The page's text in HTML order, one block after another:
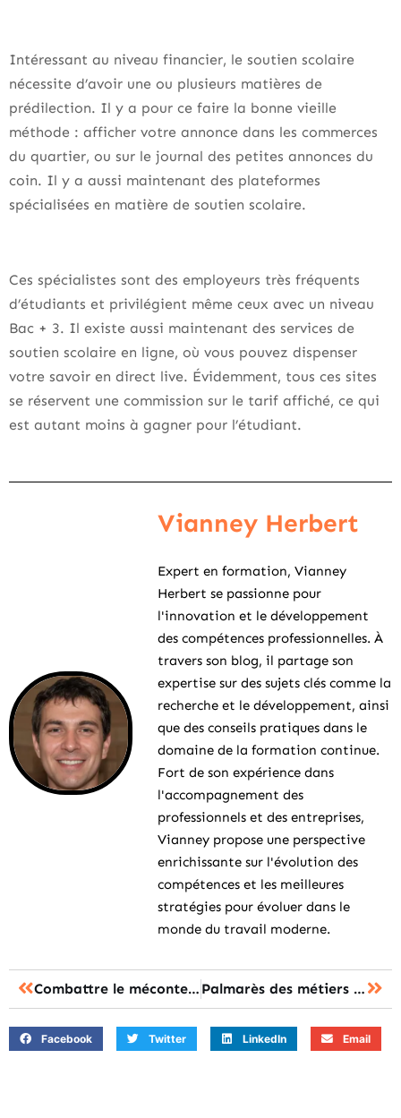
Intéressant au niveau financier, le soutien scolaire
nécessite d’avoir une ou plusieurs matières de
prédilection. Il y a pour ce faire la bonne vieille
méthode : afficher votre annonce dans les commerces
du quartier, ou sur le journal des petites annonces du
coin. Il y a aussi maintenant des plateformes
spécialisées en matière de soutien scolaire.
Ces spécialistes sont des employeurs très fréquents
d’étudiants et privilégient même ceux avec un niveau
Bac + 3. Il existe aussi maintenant des services de
soutien scolaire en ligne, où vous pouvez dispenser
votre savoir en direct live. Évidemment, tous ces sites
se réservent une commission sur le tarif affiché, ce qui
est autant moins à gagner pour l’étudiant.
Vianney Herbert
Expert en formation, Vianney
Herbert se passionne pour
l'innovation et le développement
des compétences professionnelles. À
travers son blog, il partage son
expertise sur des sujets clés comme la
recherche et le développement, ainsi
que des conseils pratiques dans le
domaine de la formation continue.
Fort de son expérience dans
l'accompagnement des
professionnels et des entreprises,
Vianney propose une perspective
enrichissante sur l'évolution des
compétences et les meilleures
stratégies pour évoluer dans le
monde du travail moderne.
Combattre le mécontentement des employés Palmarès des métiers où l’on dort le plus ou le moins
Facebook Twitter LinkedIn Email